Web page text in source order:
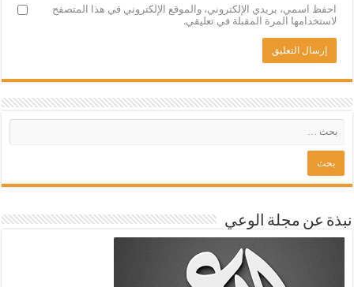
احفظ اسمي، بريدي الإلكتروني، والموقع الإلكتروني في هذا المتصفح
لاستخدامها المرة المقبلة في تعليقي.
نبذة عن مجلة الوعي